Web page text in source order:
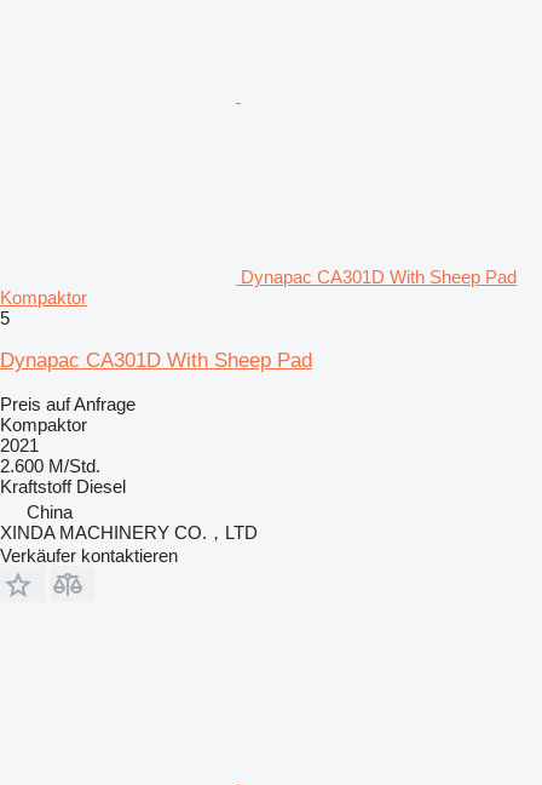
Dynapac CA301D With Sheep Pad
Kompaktor
5
Dynapac CA301D With Sheep Pad
Preis auf Anfrage
Kompaktor
2021
2.600 M/Std.
Kraftstoff Diesel
China
XINDA MACHINERY CO.，LTD
Verkäufer kontaktieren